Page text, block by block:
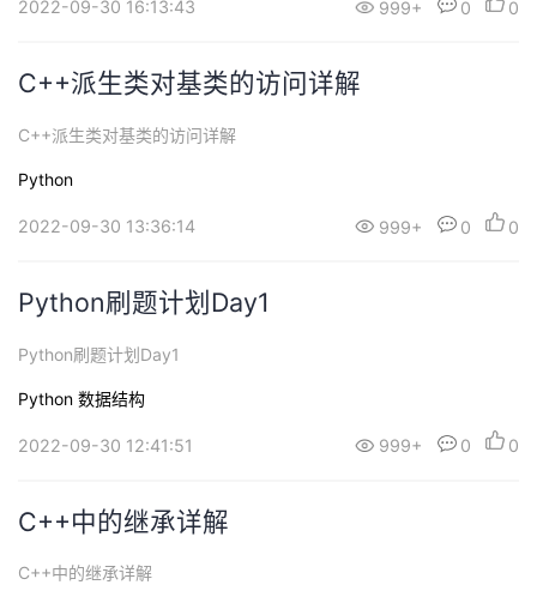
2022-09-30 16:13:43 999+ 0 0
C++派生类对基类的访问详解
C++派生类对基类的访问详解
Python
2022-09-30 13:36:14 999+ 0 0
Python刷题计划Day1
Python刷题计划Day1
Python 数据结构
2022-09-30 12:41:51 999+ 0 0
C++中的继承详解
C++中的继承详解